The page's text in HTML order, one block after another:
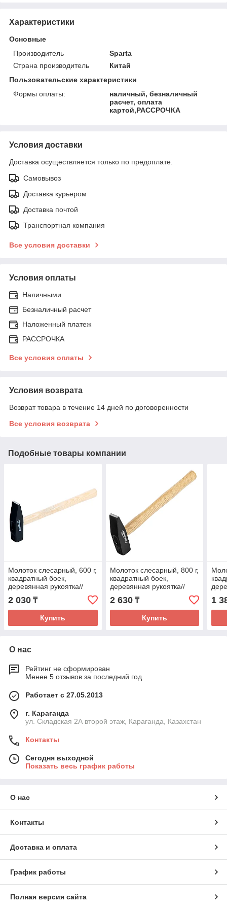
Характеристики
Основные
Производитель
Sparta
Страна производитель
Китай
Пользовательские характеристики
Формы оплаты:
наличный, безналичный
расчет, оплата
картой,РАССРОЧКА
Условия доставки
Доставка осуществляется только по предоплате.
Самовывоз
Доставка курьером
Доставка почтой
Транспортная компания
Все условия доставки
Условия оплаты
Наличными
Безналичный расчет
Наложенный платеж
РАССРОЧКА
Все условия оплаты
Условия возврата
Возврат товара в течение 14 дней по договоренности
Все условия возврата
Подобные товары компании
Молоток слесарный, 600 г,
квадратный боек,
деревянная рукоятка//
2 030 ₸
Купить
Молоток слесарный, 800 г,
квадратный боек,
деревянная рукоятка//
2 630₸
Купить
1
О нас
Рейтинг не сформирован
Менее 5 отзывов за последний год
Работает с 27.05.2013
г. Караганда
ул. Складская 2А второй этаж, Караганда, Казахстан
Контакты
Сегодня выходной
Показать весь график работы
О нас
Контакты
Доставка и оплата
График работы
Полная версия сайта